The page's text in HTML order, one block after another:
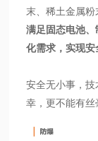
末、稀土金属粉
满足固态电池
化需求，实现
安全无小事，
幸，更不能有丝